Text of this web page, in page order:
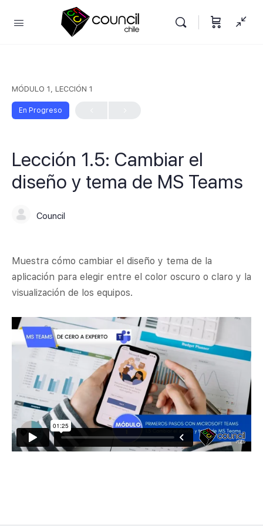
MÓDULO 1, LECCIÓN 1
En Progreso
Lección 1.5: Cambiar el
diseño y tema de MS Teams
Council
Muestra cómo cambiar el diseño y tema de la
aplicación para elegir entre el color oscuro o claro y la
visualización de los equipos.